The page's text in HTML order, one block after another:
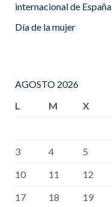
internacional de España
Día de la mujer
AGOSTO 2026
L
M X
3
4 5
10
11 12
17
18 19